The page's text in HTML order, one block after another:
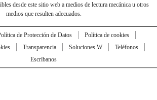
desde este sitio web a medios de lectura mecánica u otros
medios que resulten adecuados.
de Protección de Datos
Política de cookies
Transparencia Soluciones W
Teléfonos
Escríbanos